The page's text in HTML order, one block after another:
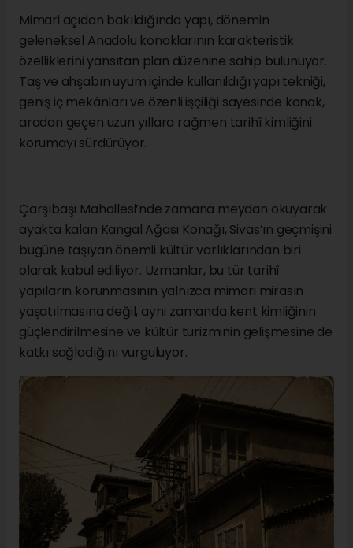
Mimari açıdan bakıldığında yapı, dönemin
geleneksel Anadolu konaklarının karakteristik
özelliklerini yansıtan plan düzenine sahip bulunuyor.
Taş ve ahşabın uyum içinde kullanıldığı yapı tekniği,
geniş iç mekânları ve özenli işçiliği sayesinde konak,
aradan geçen uzun yıllara rağmen tarihî kimliğini
korumayı sürdürüyor.
Çarşıbaşı Mahallesi’nde zamana meydan okuyarak
ayakta kalan Kangal Ağası Konağı, Sivas’ın geçmişini
bugüne taşıyan önemli kültür varlıklarından biri
olarak kabul ediliyor. Uzmanlar, bu tür tarihî
yapıların korunmasının yalnızca mimari mirasın
yaşatılmasına değil, aynı zamanda kent kimliğinin
güçlendirilmesine ve kültür turizminin gelişmesine de
katkı sağladığını vurguluyor.